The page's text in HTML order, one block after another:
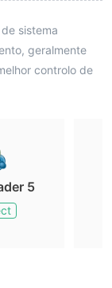
sistema
geralmente
controlo de
5